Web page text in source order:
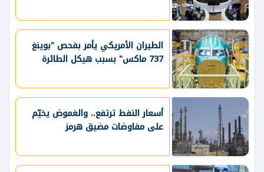
الطيران الأمريكي يأمر بفحص "بوينغ
737 ماكس" بسبب هيكل الطائرة
أسعار النفط ترتفع.. والغموض يخيّم
على مفاوضات مضيق هرمز